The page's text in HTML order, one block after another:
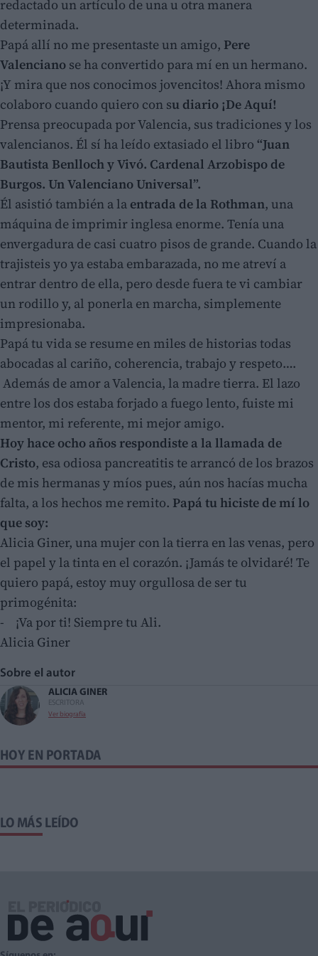
redactado un artículo de una u otra manera
determinada.
Papá allí no me presentaste un amigo, Pere
Valenciano se ha convertido para mí en un hermano.
¡Y mira que nos conocimos jovencitos! Ahora mismo
colaboro cuando quiero con su diario ¡De Aquí!
Prensa preocupada por Valencia, sus tradiciones y los
valencianos. Él sí ha leído extasiado el libro “Juan
Bautista Benlloch y Vivó. Cardenal Arzobispo de
Burgos. Un Valenciano Universal”.
Él asistió también a la entrada de la Rothman, una
máquina de imprimir inglesa enorme. Tenía una
envergadura de casi cuatro pisos de grande. Cuando la
trajisteis yo ya estaba embarazada, no me atreví a
entrar dentro de ella, pero desde fuera te vi cambiar
un rodillo y, al ponerla en marcha, simplemente
impresionaba.
Papá tu vida se resume en miles de historias todas
abocadas al cariño, coherencia, trabajo y respeto….
Además de amor a Valencia, la madre tierra. El lazo
entre los dos estaba forjado a fuego lento, fuiste mi
mentor, mi referente, mi mejor amigo.
Hoy hace ocho años respondiste a la llamada de
Cristo, esa odiosa pancreatitis te arrancó de los brazos
de mis hermanas y míos pues, aún nos hacías mucha
falta, a los hechos me remito. Papá tu hiciste de mí lo
que soy:
Alicia Giner, una mujer con la tierra en las venas, pero
el papel y la tinta en el corazón. ¡Jamás te olvidaré! Te
quiero papá, estoy muy orgullosa de ser tu
primogénita:
- ¡Va por ti! Siempre tu Ali.
Alicia Giner
Sobre el autor
ALICIA GINER
ESCRITORA
Ver biografía
HOY EN PORTADA
LO MÁS LEÍDO